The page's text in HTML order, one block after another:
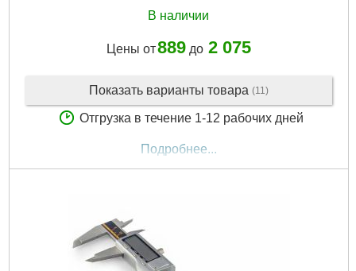
В наличии
Цены от889до 2 075
Показать варианты товара (11)
Отгрузка в течение 1-12 рабочих дней
Подробнее...